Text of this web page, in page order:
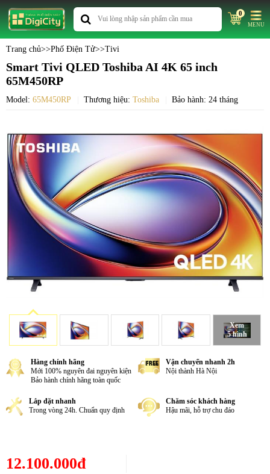
0
MENU
Trang chủ>>Phố Điện Tử>>Tivi
Smart Tivi QLED Toshiba AI 4K 65 inch
65M450RP
Model: 65M450RP Thương hiệu: Toshiba Bảo hành: 24 tháng
Xem
5 hình
Hàng chính hãng
Mới 100% nguyên đai nguyên kiện
Bảo hành chính hãng toàn quốc
Vận chuyển nhanh 2h
Nội thành Hà Nội
Lắp đặt nhanh
Trong vòng 24h. Chuẩn quy định
Chăm sóc khách hàng
Hậu mãi, hỗ trợ chu đáo
12.100.000đ